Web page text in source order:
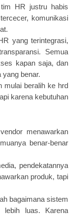
HR justru habis
komunikasi
yang terintegrasi,
Semua
kapan saja, dan
yang benar.
mulai beralih ke hrd
karena kebutuhan
menawarkan
benar-benar
pendekatannya
produk, tapi
bagaimana sistem
lebih luas. Karena